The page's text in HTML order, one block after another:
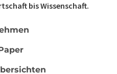
bis Wissenschaft.